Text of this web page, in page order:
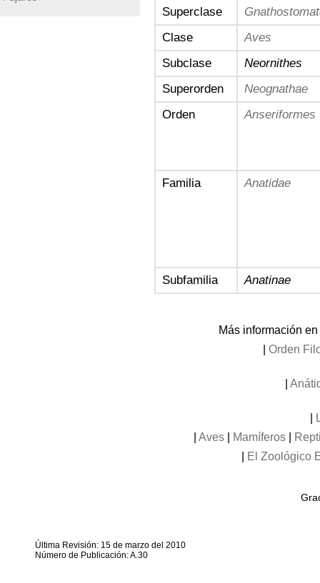
Superclase
Clase
Aves
Subclase
Neornithes
Superorden
Neognathae
Orden
Anseriformes
Familia Anatidae
Subfamilia Anatinae
Más información
Orden
Aves| Mamíferos|
El Zoológico
Última Revisión: 15 de marzo del 2010
Número de Publicación: A.30